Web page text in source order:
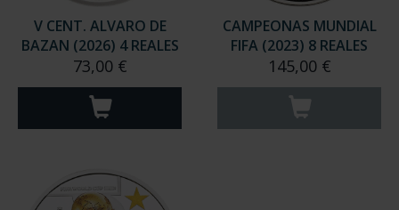
V CENT. ALVARO DE
BAZAN (2026) 4 REALES
73,00 €
CAMPEONAS MUNDIAL
FIFA (2023) 8 REALES
145,00 €